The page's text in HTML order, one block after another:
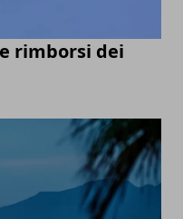
rimborsi dei